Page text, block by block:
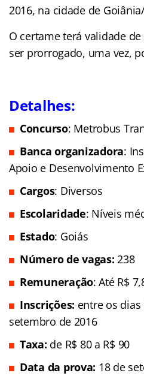
2016, na cidade de
O certame terá validade
ser prorrogado, uma vez,
Detalhes:
Concurso: Metrobus
Banca organizadora:
Apoio e Desenvolvimento
Cargos: Diversos
Escolaridade: Níveis
Estado: Goiás
Número de vagas: 238
Remuneração: Até R$
Inscrições: entre os dias
setembro de 2016
Taxa: de R$ 80 a R$ 90
Data da prova: 18 de